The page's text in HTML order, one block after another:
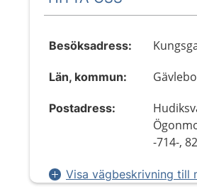
Besöksadress:
Län, kommun:
Postadress:
-714-,
Visa vägbeskrivning till